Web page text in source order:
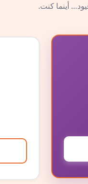
أينما كنت.